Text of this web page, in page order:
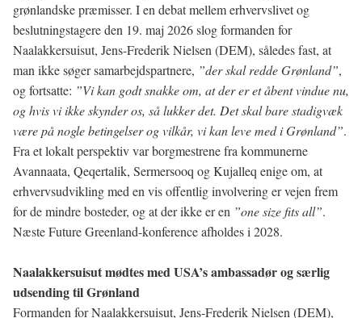
grønlandske præmisser. I en debat mellem erhvervslivet og
beslutningstagere den 19. maj 2026 slog formanden for
Naalakkersuisut, Jens-Frederik Nielsen (DEM), således fast, at
man ikke søger samarbejdspartnere, ”der skal redde Grønland”,
og fortsatte: ”Vi kan godt snakke om, at der er et åbent vindue nu,
og hvis vi ikke skynder os, så lukker det. Det skal bare stadigvæk
være på nogle betingelser og vilkår, vi kan leve med i Grønland”.
Fra et lokalt perspektiv var borgmestrene fra kommunerne
Avannaata, Qeqertalik, Sermersooq og Kujalleq enige om, at
erhvervsudvikling med en vis offentlig involvering er vejen frem
for de mindre bosteder, og at der ikke er en ”one size fits all”.
Næste Future Greenland-konference afholdes i 2028.
Naalakkersuisut mødtes med USA’s ambassadør og særlig
udsending til Grønland
Formanden for Naalakkersuisut, Jens-Frederik Nielsen (DEM),